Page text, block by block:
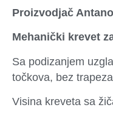
Proizvodjač
Mehanički krevet
Sa podizanjem
točkova, bez
Visina kreveta sa